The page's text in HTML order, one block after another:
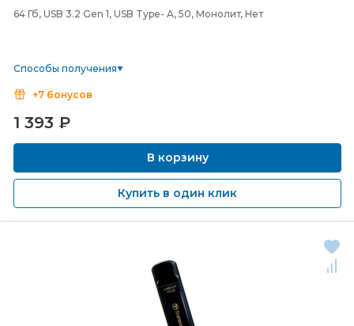
64 Гб, USB 3.2 Gen 1, USB Type- A, 50, Монолит, Нет
Способы получения
+7 бонусов
1 393 ₽
В корзину
Купить в один клик